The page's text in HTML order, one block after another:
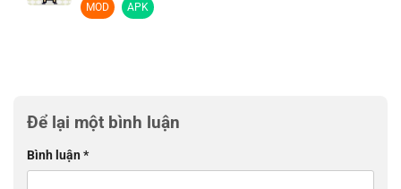
MOD APK
Để lại một bình luận
Bình luận*